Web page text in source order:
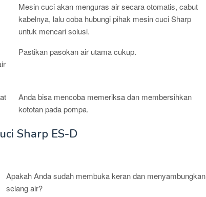
Mesin cuci akan menguras air secara otomatis, cabut
kabelnya, lalu coba hubungi pihak mesin cuci Sharp
untuk mencari solusi.
Pastikan pasokan air utama cukup.
Anda bisa mencoba memeriksa dan membersihkan
kototan pada pompa.
Sharp ES-D
Apakah Anda sudah membuka keran dan menyambungkan
selang air?